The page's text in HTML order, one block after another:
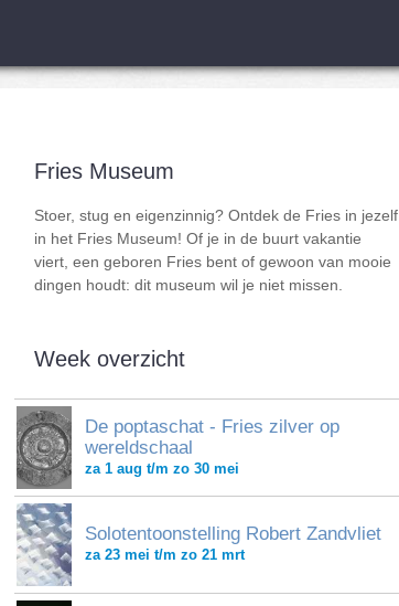
Fries Museum
Stoer, stug en eigenzinnig? Ontdek de Fries in jezelf
in het Fries Museum! Of je in de buurt vakantie
viert, een geboren Fries bent of gewoon van mooie
dingen houdt: dit museum wil je niet missen.
Week overzicht
De poptaschat - Fries zilver op
wereldschaal
za 1 aug t/m zo 30 mei
Solotentoonstelling Robert Zandvliet
za 23 mei t/m zo 21 mrt